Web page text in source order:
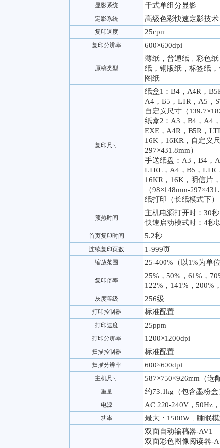
显影系统 干式单组分显影
定影系统 高级色彩快速定影技术
复印速度 25cpm
复印分辨率 600×600dpi
原稿类型
薄纸，普通纸，彩色
纸，铜版纸，标签纸
图纸
复印尺寸
纸盒1：B4，A4R，
A4，B5，LTR，A5，
自定义尺寸（
纸盒2：A3，B4，A4
EXE，A4R，B5R，
16K，16KR，自定义
297×431.8mm）
手送纸盘：A3，B4，
LTRL，A4，B5，LTR
16KR，16K，明信片
（98×148mm-
纸打印（长纸模式下）
预热时间
主机电源打开时：30
快速启动模式时：4秒
首页复印时间 5.2秒
连续复印页数 1-999页
缩放范围 25-400%（以1%为单
复印倍率
25%，50%，61%，
122%，141%，200%
灰度等级 256级
打印控制器 标准配置
打印速度 25ppm
打印分辨率 1200×1200dpi
扫描控制器 标准配置
扫描分辨率 600×600dpi
主机尺寸 587×750×926mm（选
重量 约73.1kg（包含墨粉盒
电源 AC 220-240V，50Hz
功率
最大：1500W，睡眠
双面自动输稿器-AV1
双面彩色图像阅读器-